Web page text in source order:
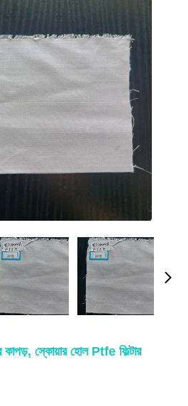
কাপড়, স্কোয়ার হোল Ptfe ফিল্টার